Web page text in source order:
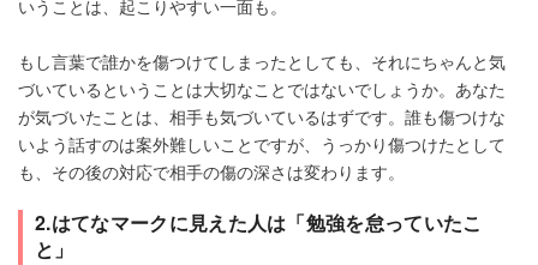
いうことは、起こりやすい一面も。
もし言葉で誰かを傷つけてしまったとしても、それにちゃんと気
づいているということは大切なことではないでしょうか。あなた
が気づいたことは、相手も気づいているはずです。誰も傷つけな
いよう話すのは案外難しいことですが、うっかり傷つけたとして
も、その後の対応で相手の傷の深さは変わります。
2.はてなマークに見えた人は「勉強を怠っていたこ
と」